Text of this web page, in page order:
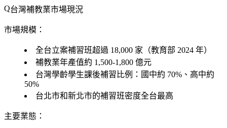
台灣補教業市場現況
市場規模：
全台立案補習班超過 18,000 家（教育部 2024 年）
補教業年產值約 1,500-1,800 億元
台灣學齡學生課後補習比例：國中約 70%、高中約
50%
台北市和新北市的補習班密度全台最高
主要業態：